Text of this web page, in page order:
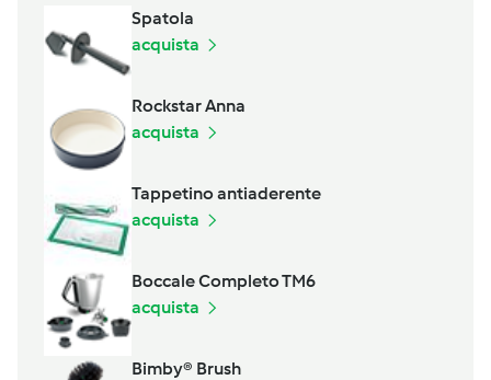
Spatola
acquista
Rockstar Anna
acquista
Tappetino antiaderente
acquista
Boccale Completo TM6
acquista
Bimby® Brush